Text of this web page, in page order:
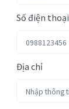
Số điện thoại
Địa chỉ